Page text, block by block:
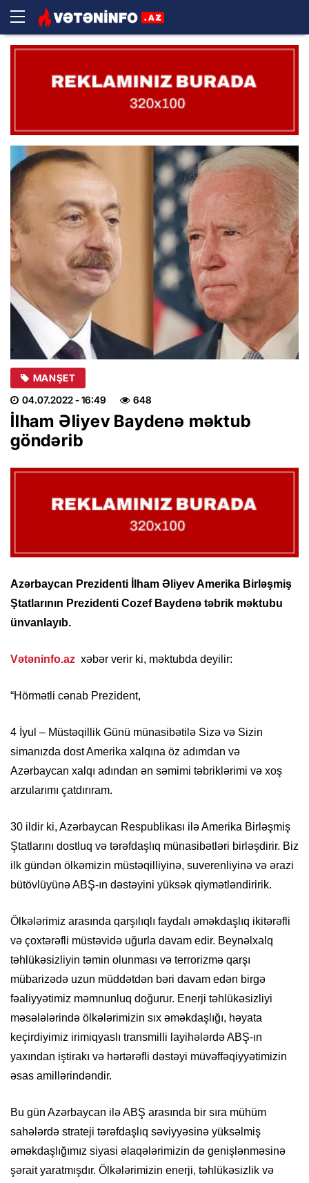
MANŞET
04.07.2022- 16:49 648
İlham Əliyev Baydenə məktub
göndərib
Azərbaycan Prezidenti İlham Əliyev Amerika Birləşmiş
Ştatlarının Prezidenti Cozef Baydenə təbrik məktubu
ünvanlayıb.
Vətəninfo.az xəbər verir ki, məktubda deyilir:
“Hörmətli cənab Prezident,
4 İyul – Müstəqillik Günü münasibətilə Sizə və Sizin
simanızda dost Amerika xalqına öz adımdan və
Azərbaycan xalqı adından ən səmimi təbriklərimi və xoş
arzularımı çatdırıram.
30 ildir ki, Azərbaycan Respublikası ilə Amerika Birləşmiş
Ştatlarını dostluq və tərəfdaşlıq münasibətləri birləşdirir. Biz
ilk gündən ölkəmizin müstəqilliyinə, suverenliyinə və ərazi
bütövlüyünə ABŞ-ın dəstəyini yüksək qiymətləndiririk.
Ölkələrimiz arasında qarşılıqlı faydalı əməkdaşlıq ikitərəfli
və çoxtərəfli müstəvidə uğurla davam edir. Beynəlxalq
təhlükəsizliyin təmin olunması və terrorizmə qarşı
mübarizədə uzun müddətdən bəri davam edən birgə
fəaliyyətimiz məmnunluq doğurur. Enerji təhlükəsizliyi
məsələlərində ölkələrimizin sıx əməkdaşlığı, həyata
keçirdiyimiz irimiqyaslı transmilli layihələrdə ABŞ-ın
yaxından iştirakı və hərtərəfli dəstəyi müvəffəqiyyətimizin
əsas amillərindəndir.
Bu gün Azərbaycan ilə ABŞ arasında bir sıra mühüm
sahələrdə strateji tərəfdaşlıq səviyyəsinə yüksəlmiş
əməkdaşlığımız siyasi əlaqələrimizin də genişlənməsinə
şərait yaratmışdır. Ölkələrimizin enerji, təhlükəsizlik və